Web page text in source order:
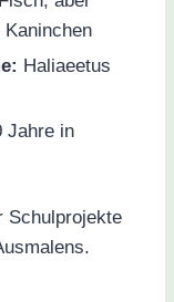
Haliaeetus
Jahre in
Schulprojekte